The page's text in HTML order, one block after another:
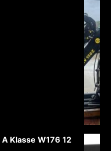
Klasse W176 12